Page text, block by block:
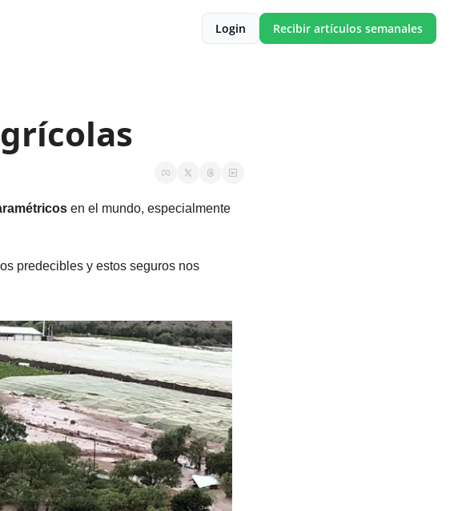
Login Recibir artículos semanales
en el mundo, especialmente
predecibles y estos seguros nos